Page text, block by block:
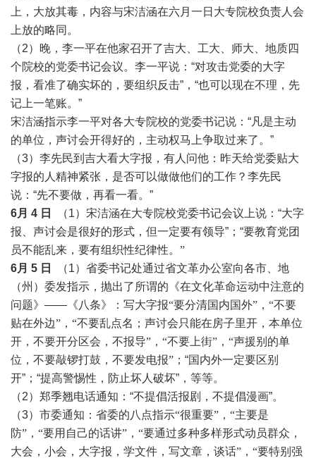
上，大放其毒，内容与宋洁涵在六月一日大专院校负责人会
上放的略同。
（2）晚，李一平在他家召开了吉大、工大、师大、地质四
个院校的党委书记会议。李一平说：“对攻击党委的大字
报，看准了确实坏的，要组织反击”，“也可以现在不理，先
记上一笔账。”
宋洁涵指示李一平对各大专院校的党委书记说：“凡是主动
的单位，声讨会开得好的，主动权马上争取过来了。”
（3）李先民到吉大看大字报，有人问他：昨天给党委贴大
字报的人精神紧张，是否可以做做他们的工作？李先民
说：“先不要做，再看一看。”
6月 4 日
（1）宋洁涵在大专院校党委书记会议上说：“大字
报、声讨会是很好的形式，但一定要有领导”；“要教育党团
员不能乱来，要有组织性纪律性。 ”
6月 5 日
（1）省委书记处通过省文革办公室向各市、地
（州）委发指示，抛出了所谓的《在文化革命运动中注意的
问题》——《八条》： 写大字报“要分清国内国外”，“不要
贴在外边”，“不要乱点名 ； 声讨会只能在房子里开，本单位
开，不要开分区会，不报导”，“不要上街”，“声援别的单
位，不要敲锣打鼓，不要发电报” ；“国内外一定要区别
开”；“提高警惕性，防止坏人破坏”，等等。
（2）郑季翘电话通知：“不提倡活报剧，不提倡漫画”。
（3）市委通知： 省委的八点指示“很重要”，“主要是
防”，“要用自己的话讲”，“要通过多种多样形式动员群众，
大会，小会，大字报，学文件，写文章，谈话”，“要特别强